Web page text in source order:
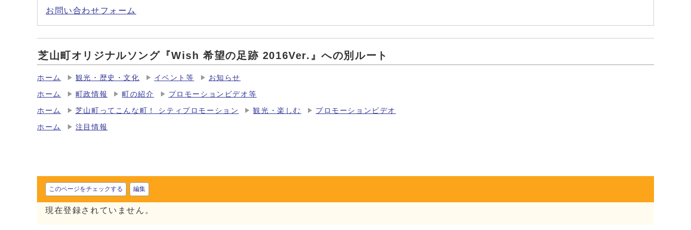
お問い合わせフォーム
芝山町オリジナルソング『Wish 希望の足跡 2016Ver.』への別ルート
ホーム 観光・歴史・文化 イベント等 お知らせ
ホーム 町政情報 町の紹介 プロモーションビデオ等
ホーム 芝山町ってこんな町！ シティプロモーション 観光・楽しむ プロモーションビデオ
ホーム 注目情報
このページをチェックする 編集
現在登録されていません。